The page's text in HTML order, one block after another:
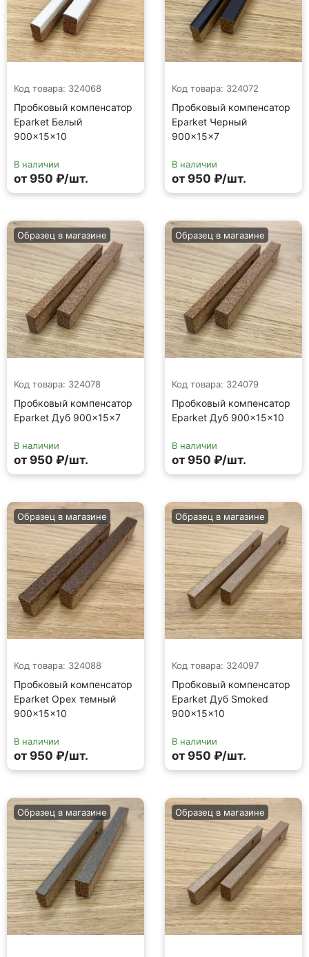
Код товара: 324068
Пробковый компенсатор
Eparket Белый
900×15×10
В наличии
от 950 ₽/шт.
Код товара: 324072
Пробковый компенсатор
Eparket Черный
900×15×7
В наличии
от 950 ₽/шт.
Код товара: 324078
Пробковый компенсатор
Eparket Дуб 900×15×7
Образец в магазине
В наличии
от 950 ₽/шт.
Код товара: 324079
Пробковый компенсатор
Eparket Дуб 900×15×10
Образец в магазине
В наличии
от 950 ₽/шт.
Код товара: 324088
Пробковый компенсатор
Eparket Орех темный
900×15×10
Образец в магазине
В наличии
от 950 ₽/шт.
Код товара: 324097
Пробковый компенсатор
Eparket Дуб Smoked
900×15×10
Образец в магазине
В наличии
от 950 ₽/шт.
Образец в магазине Образец в магазине